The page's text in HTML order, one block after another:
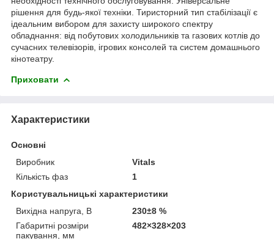
рішення для будь-якої техніки. Тиристорний тип стабілізації є
ідеальним вибором для захисту широкого спектру
обладнання: від побутових холодильників та газових котлів до
сучасних телевізорів, ігрових консолей та систем домашнього
кінотеатру.
Приховати
Характеристики
Основні
Виробник
Vitals
Кількість фаз
1
Користувальницькі характеристики
Вихідна напруга, В
230±8 %
Габаритні розміри
пакування, мм
482×328×203